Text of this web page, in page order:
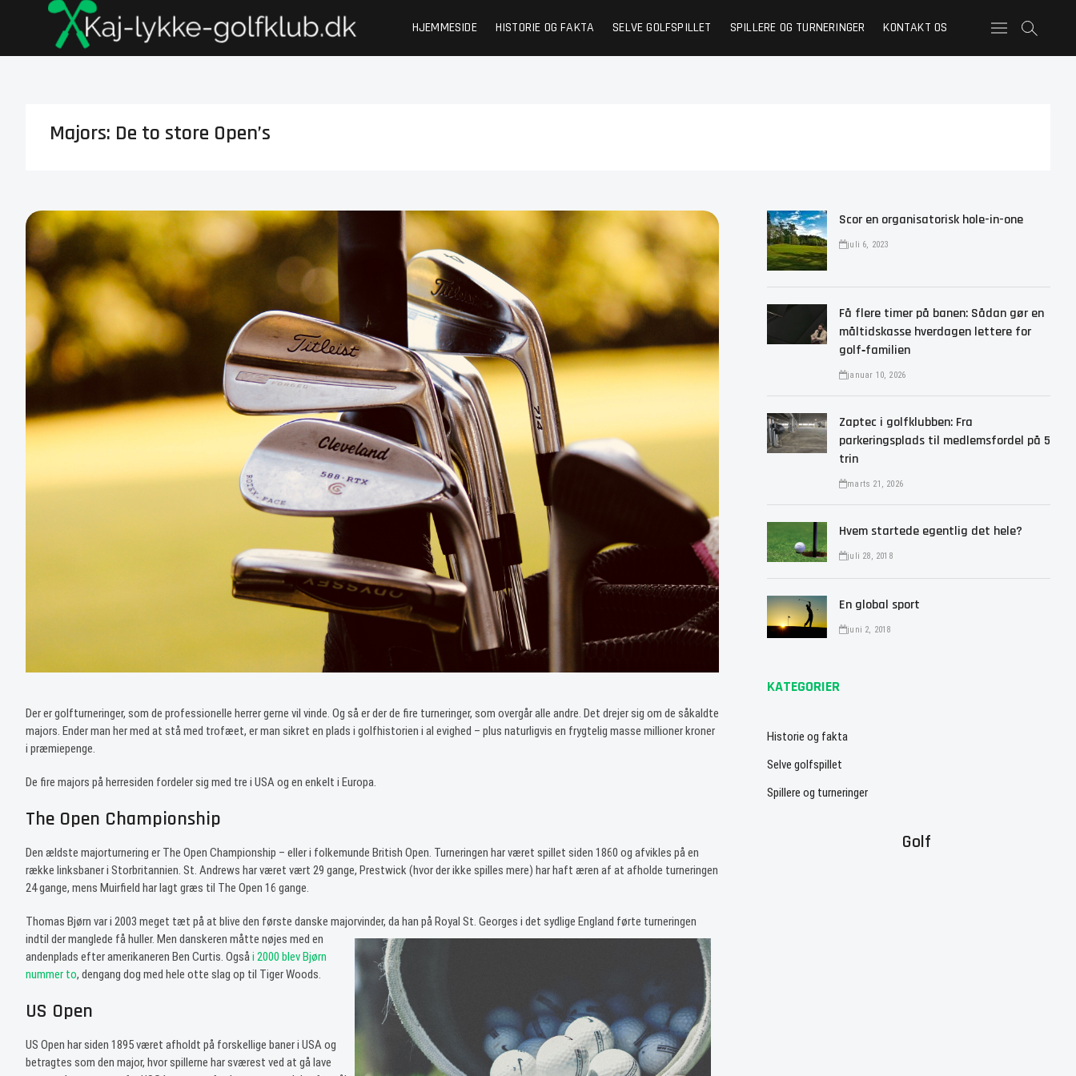
HJEMMESIDE HISTORIE OG FAKTA SELVE GOLFSPILLET SPILLERE OG TURNERINGER KONTAKT OS
M
Majors: De to store Open’s
Der er golfturneringer, som de professionelle herrer gerne vil vinde. Og så er der de fire turneringer, som overgår alle andre. Det drejer sig om de såkaldte
majors. Ender man her med at stå med trofæet, er man sikret en plads i golfhistorien i al evighed – plus naturligvis en frygtelig masse millioner kroner
i præmiepenge.
De fire majors på herresiden fordeler sig med tre i USA og en enkelt i Europa.
The Open Championship
Den ældste majorturnering er The Open Championship – eller i folkemunde British Open. Turneringen har været spillet siden 1860 og afvikles på en
række linksbaner i Storbritannien. St. Andrews har været vært 29 gange, Prestwick (hvor der ikke spilles mere) har haft æren af at afholde turneringen
24 gange, mens Muirfield har lagt græs til The Open 16 gange.
Thomas Bjørn var i 2003 meget tæt på at blive den første danske majorvinder, da han på Roya l St. Georges i det sydlige England førte turneringen
indtil der manglede få huller. Men danskeren måtte nøjes med en
andenplads efter amerikaneren Ben Curtis. Ogsåi 2000 blev Bjørn
nummer to, dengang dog med hele otte slag op til Tiger Woods.
US Open
US Open har siden 1895 været afholdt på forskellige baner i USA og
betragtes som den major, hvor spillerne har sværest ved at gå lave
Scor en organisatorisk hole-in-one
juli 6, 2023
Få flere timer på banen: Sådan gør en
måltidskasse hverdagen lettere for
golf‑familien
januar 10, 2026
Zaptec i golfklubben: Fra
parkeringsplads til medlemsfordel på 5
trin
marts 21, 2026
Hvem startede egentlig det hele?
juli 28, 2018
En global sport
juni 2, 2018
KATEGORIER
Historie og fakta
Selve golfspillet
Spillere og turneringer
Golf